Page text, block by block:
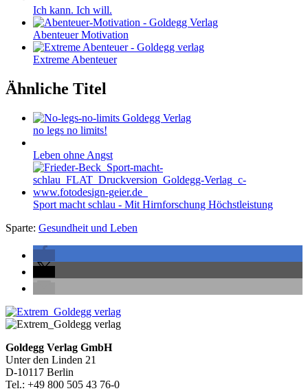
Ich kann. Ich will.
Abenteuer Motivation
Extreme Abenteuer
Ähnliche Titel
no legs no limits!
Leben ohne Angst
Sport macht schlau - Mit Hirnforschung Höchstleistung
Sparte: Gesundheit und Leben
Seitenleiste
Footer-
Section
Goldegg Verlag GmbH
Unter den Linden 21
D-10117 Berlin
Tel.: +49 800 505 43 76-0